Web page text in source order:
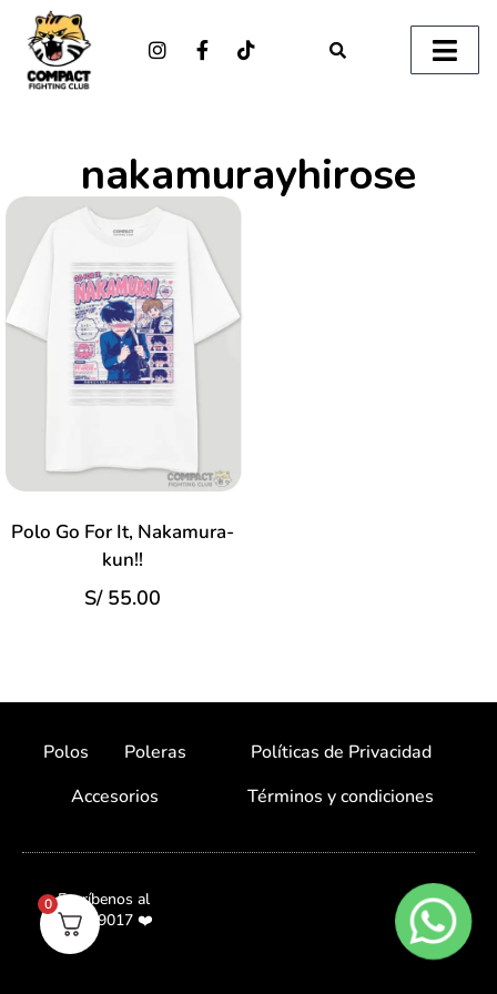
nakamurayhirose
Polo Go For It, Nakamura-
kun!!
S/55.00
Polos
Poleras
Accesorios
Políticas de Privacidad
Términos y condiciones
Escríbenos al
987059017 ❤️
0